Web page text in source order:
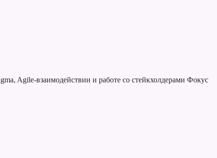
Agile-взаимодействии и работе со стейкхолдерами Фокус